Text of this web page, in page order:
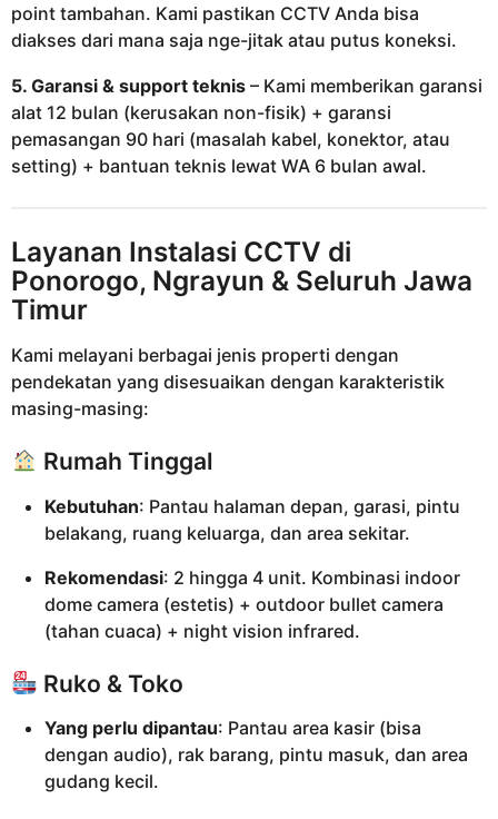
point tambahan. Kami pastikan CCTV Anda bisa
diakses dari mana saja nge-jitak atau putus koneksi.
5. Garansi & support teknis – Kami memberikan garansi
alat 12 bulan (kerusakan non-fisik) + garansi
pemasangan 90 hari (masalah kabel, konektor, atau
setting) + bantuan teknis lewat WA 6 bulan awal.
Layanan Instalasi CCTV di
Ponorogo, Ngrayun & Seluruh Jawa
Timur
Kami melayani berbagai jenis properti dengan
pendekatan yang disesuaikan dengan karakteristik
masing-masing:
Rumah Tinggal
Kebutuhan: Pantau halaman depan, garasi, pintu
belakang, ruang keluarga, dan area sekitar.
Rekomendasi: 2 hingga 4 unit. Kombinasi indoor
dome camera (estetis) + outdoor bullet camera
(tahan cuaca) + night vision infrared.
Ruko & Toko
Yang perlu dipantau: Pantau area kasir (bisa
dengan audio), rak barang, pintu masuk, dan area
gudang kecil.